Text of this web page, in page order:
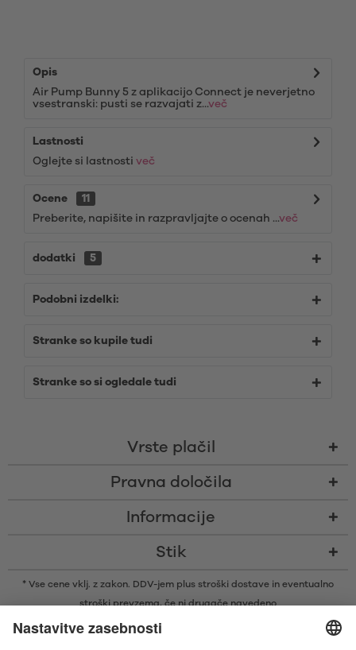
Opis
Air Pump Bunny 5 z aplikacijo Connect je neverjetno
vsestranski: pusti se razvajati z...več
Lastnosti
Oglejte si lastnosti več
Ocene
11
Preberite, napišite in razpravljajte o ocenah ...več
dodatki 5
Podobni izdelki:
Stranke so kupile tudi
Stranke so si ogledale tudi
Vrste plačil
Pravna določila
Informacije
Stik
* Vse cene vklj. z zakon. DDV-jem plus stroški dostave in eventualno
stroški prevzema, če ni drugače navedeno
* Besedna znamka in logotipi Bluetooth® so zaščitene blagovne znamke v